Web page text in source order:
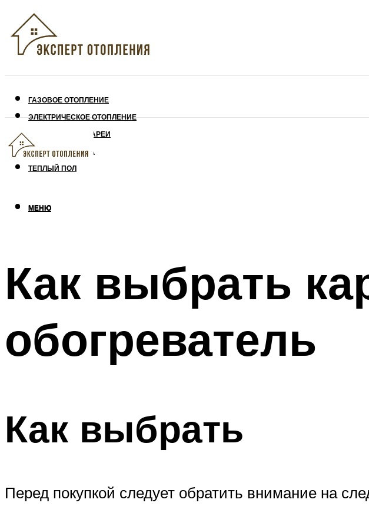
ГАЗОВОЕ ОТОПЛЕНИЕ
ЭЛЕКТРИЧЕСКОЕ ОТОПЛЕНИЕ
СОЛНЕЧНЫЕ БАТАРЕИ
УТЕПЛЕНИЕ ДОМА
ТЕПЛЫЙ ПОЛ
МЕНЮ
МЕНЮ
Как выбрать
обогреватель
Как выбрать
Перед покупкой следует обратить внимание на